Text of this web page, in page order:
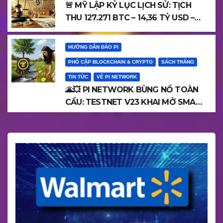
🚨 MỸ LẬP KỶ LỤC LỊCH SỬ: TỊCH
THU 127.271 BTC – 14,36 TỶ USD –
MỞ MÀN “THỜI ĐẠI PHÁP LÝ
BLOCKCHAIN”!
HƯỚNG DẪN ĐÀO PI
PHỔ CẬP BLOCKCHAIN & CRYPTO SÁCH TRẮNG
TIN TỨC VỀ PI NETWORK
🌋💥 PI NETWORK BÙNG NỔ TOÀN
CẦU: TESTNET V23 KHAI MỞ SMART
CONTRACTS – “NĂNG LƯỢNG
SỐ!